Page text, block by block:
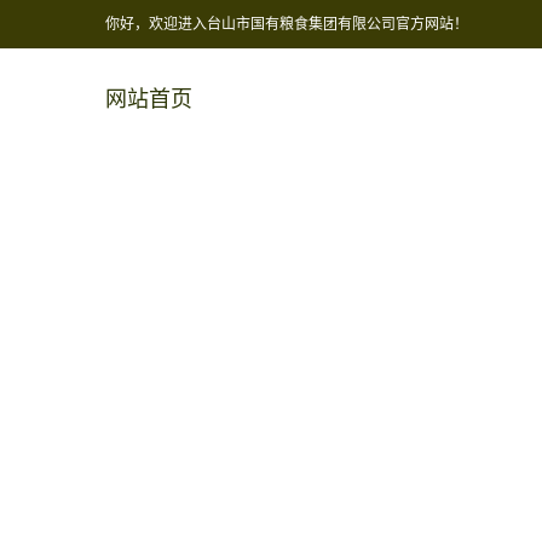
你好，欢迎进入台山市国有粮食集团有限公司官方网站！
网站首页